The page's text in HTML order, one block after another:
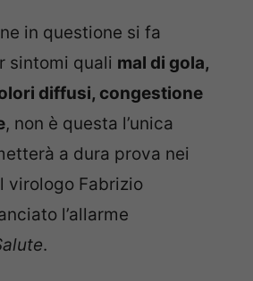
in questione si fa
sintomi quali mal di gola,
diffusi, congestione
, non è questa l’unica
a dura prova nei
virologo Fabrizio
l’allarme
.